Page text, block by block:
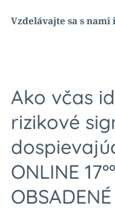
Vzdelávajte sa s
Ako včas
rizikové
ONLINE